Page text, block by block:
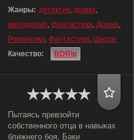
Жанры: детектив, драма,
мелодрама, фантастика, Драма,
Романтика, Фантастика, Школа
Качество:
BDRip
Пытаясь превзойти
собственного отца в навыках
ближнего боя, Баки